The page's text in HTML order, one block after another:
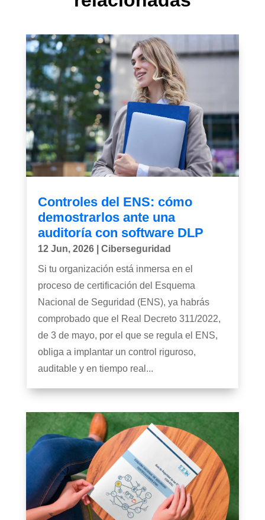
Controles del ENS: cómo
demostrarlos ante una
auditoría con software DLP
12 Jun, 2026| Ciberseguridad
Si tu organización está inmersa en el
proceso de certificación del Esquema
Nacional de Seguridad (ENS), ya habrás
comprobado que el Real Decreto 311/2022,
de 3 de mayo, por el que se regula el ENS,
obliga a implantar un control riguroso,
auditable y en tiempo real...